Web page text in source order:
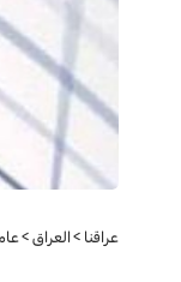
عراقنا >العراق>